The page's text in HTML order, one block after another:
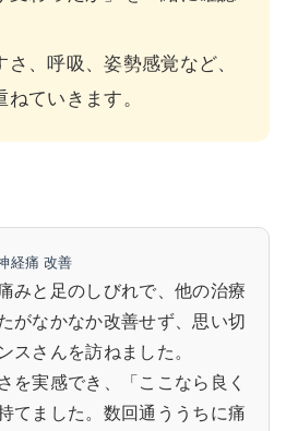
、呼吸、姿勢感覚など、
ていきます。
経痛 改善
みと足のしびれで、他の治療
がなかなか改善せず、思い切
スさんを訪ねました。
を実感でき、「ここなら良く
てました。数回通ううちに痛